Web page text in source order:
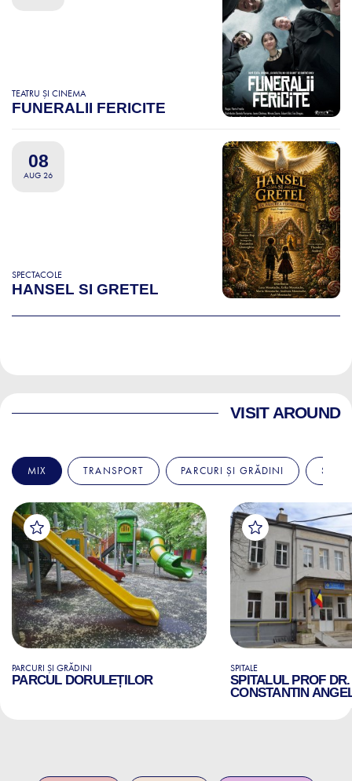
TEATRU ȘI CINEMA
FUNERALII FERICITE
08
AUG 26
SPECTACOLE
HANSEL SI GRETEL
VISIT AROUND
MIX TRANSPORT PARCURI ȘI GRĂDINI
PARCURI ȘI GRĂDINI
PARCUL DORULEȚILOR
SPITALE
SPITALUL PROF DR.
CONSTANTIN